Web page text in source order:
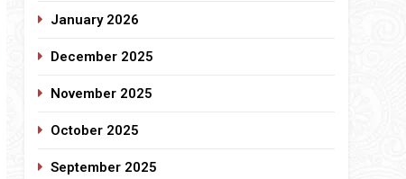
January 2026
December 2025
November 2025
October 2025
September 2025